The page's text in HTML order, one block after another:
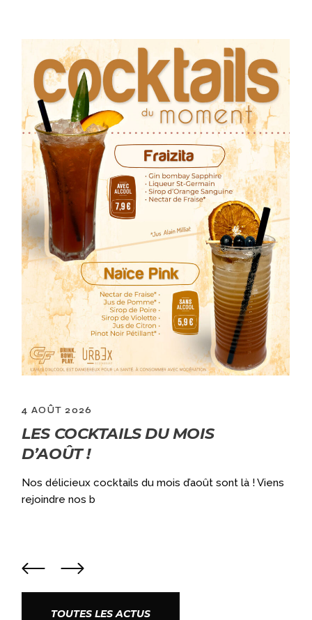
Viens
2 JUILLET 2026
GRANDES VACANCES = OUVERT
LE LUNDI DÈS 10H !
Qui dit GRANDES vacances, dit ouvert le lundi dès
10h ! Pour encore + de fun, l
TOUTES LES ACTUS